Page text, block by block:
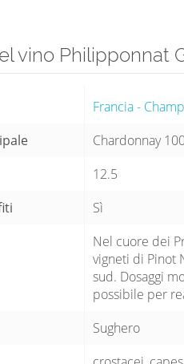
vino Philipponnat
Francia -
Chardonnay
12.5
Sì
Nel cuore dei
vigneti di Pinot
sud. Dosaggi
possibile per
Sughero